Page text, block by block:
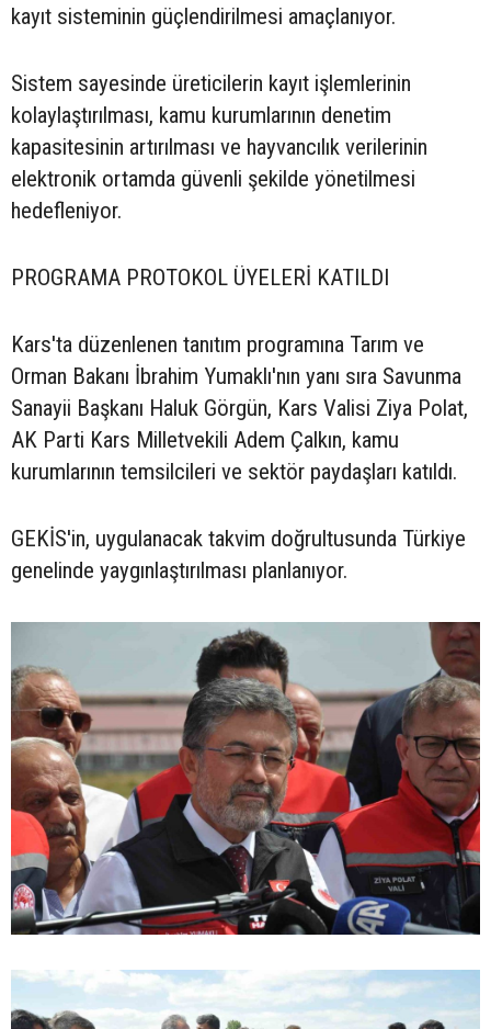
kayıt sisteminin güçlendirilmesi amaçlanıyor.
Sistem sayesinde üreticilerin kayıt işlemlerinin
kolaylaştırılması, kamu kurumlarının denetim
kapasitesinin artırılması ve hayvancılık verilerinin
elektronik ortamda güvenli şekilde yönetilmesi
hedefleniyor.
PROGRAMA PROTOKOL ÜYELERİ KATILDI
Kars'ta düzenlenen tanıtım programına Tarım ve
Orman Bakanı İbrahim Yumaklı'nın yanı sıra Savunma
Sanayii Başkanı Haluk Görgün, Kars Valisi Ziya Polat,
AK Parti Kars Milletvekili Adem Çalkın, kamu
kurumlarının temsilcileri ve sektör paydaşları katıldı.
GEKİS'in, uygulanacak takvim doğrultusunda Türkiye
genelinde yaygınlaştırılması planlanıyor.